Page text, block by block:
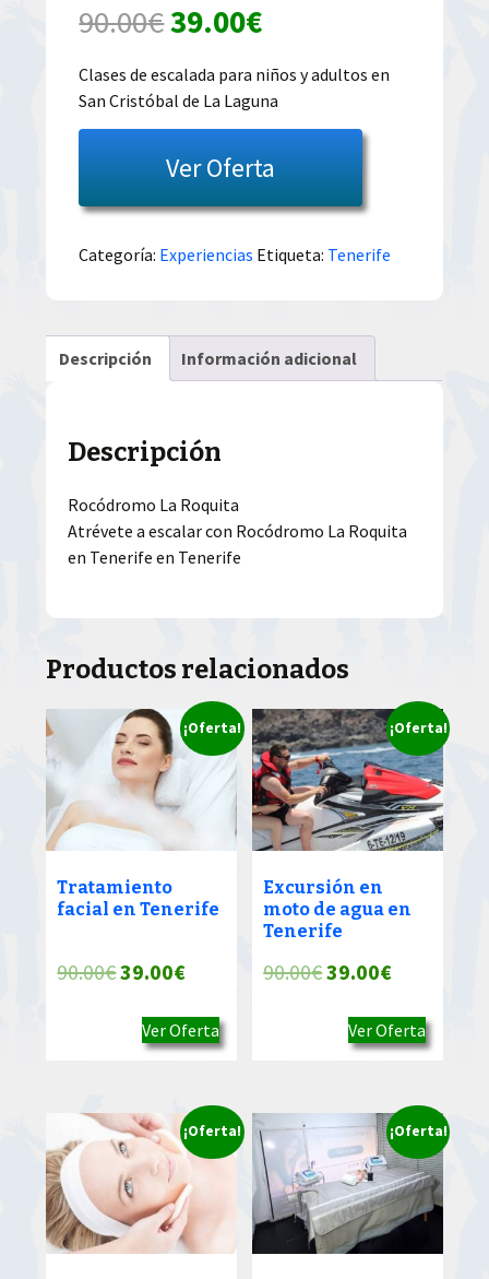
90.00€El
precio
original
era:
90.00€.
39.00€El
precio
actual
es:
39.00€.
Clases de escalada para niños y adultos en
San Cristóbal de La Laguna
Ver Oferta
Categoría: Experiencias Etiqueta: Tenerife
Descripción Información adicional
Descripción
Rocódromo La Roquita
Atrévete a escalar con Rocódromo La Roquita
en Tenerife en Tenerife
Productos relacionados
¡Oferta!
Tratamiento
facial en Tenerife
90.00€El
original
39.00€El
actual
39.00€.
Ver Oferta
¡Oferta!
Excursión en
moto de agua en
Tenerife
90.00€El
original
39.00€El
actual
39.00€.
Ver Oferta
¡Oferta! ¡Oferta!